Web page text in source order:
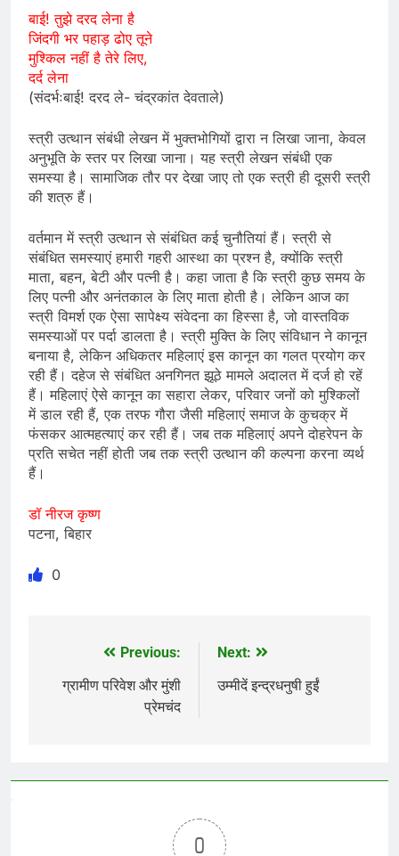
बाई! तुझे दरद लेना है
जिंदगी भर पहाड़ ढोए तूने
मुश्किल नहीं है तेरे लिए,
दर्द लेना
(संदर्भःबाई! दरद ले- चंद्रकांत देवताले)
स्त्री उत्थान संबंधी लेखन में भुक्तभोगियों द्वारा न लिखा जाना, केवल
अनुभूति के स्तर पर लिखा जाना। यह स्त्री लेखन संबंधी एक
समस्या है। सामाजिक तौर पर देखा जाए तो एक स्त्री ही दूसरी स्त्री
की शत्रु हैं।
वर्तमान में स्त्री उत्थान से संबंधित कई चुनौतियां हैं। स्त्री से
संबंधित समस्याएं हमारी गहरी आस्था का प्रश्न है, क्योंकि स्त्री
माता, बहन, बेटी और पत्नी है। कहा जाता है कि स्त्री कुछ समय के
लिए पत्नी और अनंतकाल के लिए माता होती है। लेकिन आज का
स्त्री विमर्श एक ऐसा सापेक्ष्य संवेदना का हिस्सा है, जो वास्तविक
समस्याओं पर पर्दा डालता है। स्त्री मुक्ति के लिए संविधान ने कानून
बनाया है, लेकिन अधिकतर महिलाएं इस कानून का गलत प्रयोग कर
रही हैं। दहेज से संबंधित अनगिनत झूठे मामले अदालत में दर्ज हो रहें
हैं। महिलाएं ऐसे कानून का सहारा लेकर, परिवार जनों को मुश्किलों
में डाल रही हैं, एक तरफ गौरा जैसी महिलाएं समाज के कुचक्र में
फंसकर आत्महत्याएं कर रही हैं। जब तक महिलाएं अपने दोहरेपन के
प्रति सचेत नहीं होती जब तक स्त्री उत्थान की कल्पना करना व्यर्थ
हैं।
डॉ नीरज कृष्ण
पटना, बिहार
0
navigation
Previous:
ग्रामीण परिवेश और मुंशी
प्रेमचंद
Next:
उम्मीदें इन्द्रधनुषी हुईं
0